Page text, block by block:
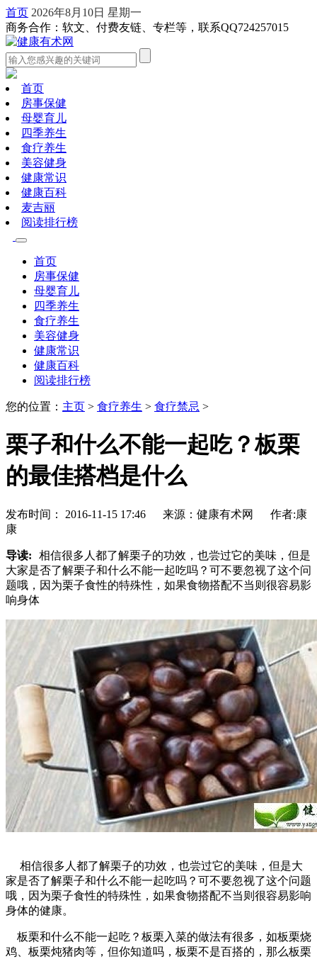
首页 2026年8月10日 星期一
商务合作：软文、付费友链、专栏等，联系QQ724257015
首页
房事保健
母婴育儿
四季养生
食疗养生
美容健身
健康常识
健康百科
麦吉丽
阅读排行榜
首页
房事保健
母婴育儿
四季养生
食疗养生
美容健身
健康常识
健康百科
阅读排行榜
您的位置： 主页 > 食疗养生 > 食疗禁忌 >
栗子和什么不能一起吃？板栗
的最佳搭档是什么
发布时间： 2016-11-15 17:46 来源：健康有术网 作者:康
康
导读:
相信很多人都了解栗子的功效，也尝过它的美味，但是
大家是否了解栗子和什么不能一起吃吗？可不要忽视了这个问
题哦，因为栗子食性的特殊性，如果食物搭配不当则很容易影
响身体
相信很多人都了解栗子的功效，也尝过它的美味，但是大
家是否了解栗子和什么不能一起吃吗？可不要忽视了这个问题
哦，因为栗子食性的特殊性，如果食物搭配不当则很容易影响
身体的健康。
板栗和什么不能一起吃？板栗入菜的做法有很多，如板栗烧
鸡、板栗炖猪肉等，但你知道吗，板栗不是百搭的，那么板栗